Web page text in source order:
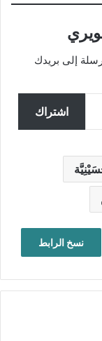
إلى بريدك
اشتراك
نسخ الرابط